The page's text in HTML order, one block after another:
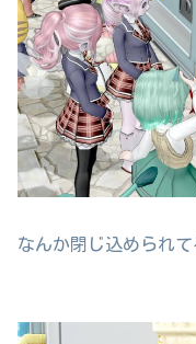
なんか閉じ込められ